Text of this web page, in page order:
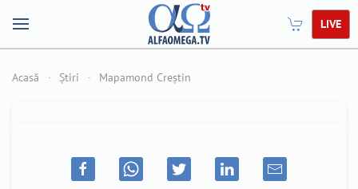
LIVE
Acasă Știri Mapamond Creștin